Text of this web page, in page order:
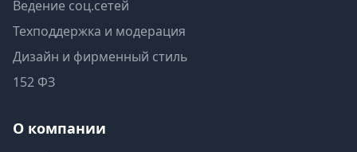
Ведение соц.сетей
Техподдержка и модерация
Дизайн и фирменный стиль
152 ФЗ
О компании